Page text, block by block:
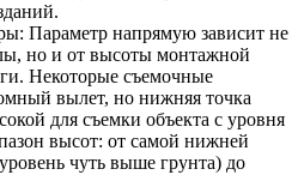
Параметр напрямую зависит не
но и от высоты монтажной
Некоторые съемочные
вылет, но нижняя точка
для съемки объекта с уровня
высот: от самой нижней
чуть выше грунта) до